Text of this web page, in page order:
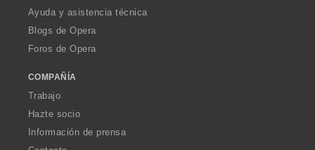
Ayuda y asistencia técnica
Blogs de Opera
Foros de Opera
COMPAÑÍA
Trabajo
Hazte socio
Información de prensa